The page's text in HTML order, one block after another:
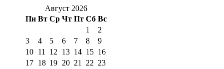
Август 2026
Пн Вт Ср Чт Пт Сб Вс
1
2
3
4 5 6 7 8
9
10 11 12 13 14 15 16
17 18 19 20 21 22 23